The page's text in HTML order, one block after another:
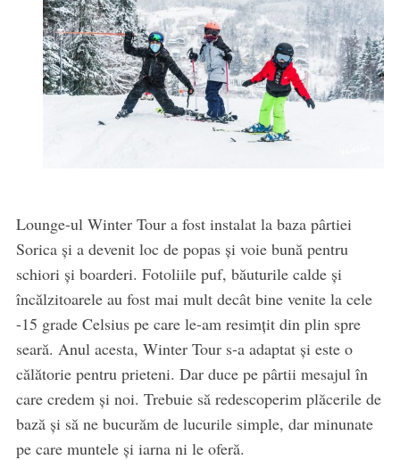
Lounge-ul Winter Tour a fost instalat la baza pârtiei
Sorica și a devenit loc de popas și voie bună pentru
schiori și boarderi. Fotoliile puf, băuturile calde și
încălzitoarele au fost mai mult decât bine venite la cele
-15 grade Celsius pe care le-am resimțit din plin spre
seară. Anul acesta, Winter Tour s-a adaptat și este o
călătorie pentru prieteni. Dar duce pe pârtii mesajul în
care credem și noi. Trebuie să redescoperim plăcerile de
bază și să ne bucurăm de lucurile simple, dar minunate
pe care muntele și iarna ni le oferă.